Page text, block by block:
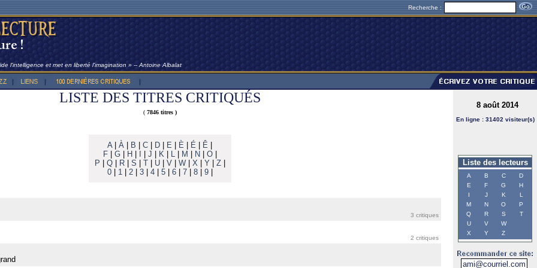
Recherche :
l'intelligence et met en liberté l'imagination » -- Antoine Albalat
LISTE DES TITRES CRITIQUÉS
( 7846 titres )
A| À B C D E È É Ê
F| G| H J K| L| M N O|
P
Q| R| S T| U| V| W| X| Y| Z|
0| 1| 2| 3| 4| 5| 6| 7| 8| 9|
3 critiques
2 critiques
8 août 2014
En ligne : 31402 visiteur(s)
Liste des lecteurs
A B C
D
E
F G
H
I
J K
L
M
N O
P
Q
R S
T
U
V
W
X
Y Z